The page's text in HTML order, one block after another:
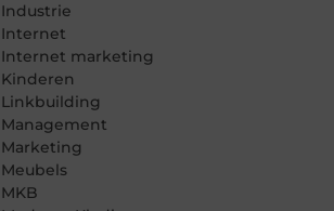
Industrie
Internet
Internet marketing
Kinderen
Linkbuilding
Management
Marketing
Meubels
MKB